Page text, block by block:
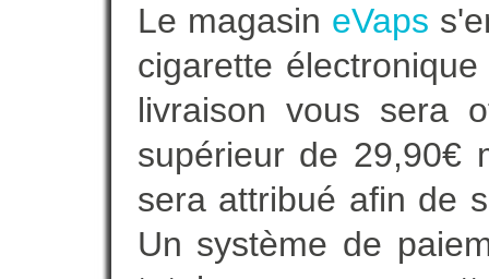
Le magasin eVaps
cigarette
livraison vous sera
supérieur de 29,90€
sera attribué afin de
Un système de